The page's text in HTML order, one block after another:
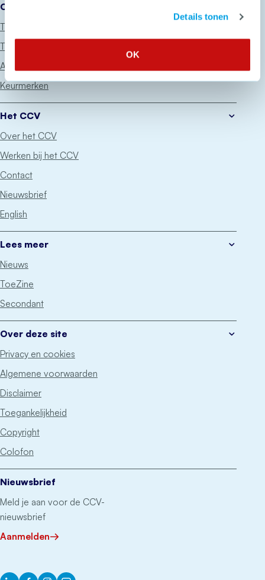
Details tonen
OK
Onze diensten
Thema’s
Trainingen
Advies
Keurmerken
Het CCV
Over het CCV
Werken bij het CCV
Contact
Nieuwsbrief
English
Lees meer
Nieuws
ToeZine
Secondant
Over deze site
Privacy en cookies
Algemene voorwaarden
Disclaimer
Toegankelijkheid
Copyright
Colofon
Nieuwsbrief
Meld je aan voor de CCV-
nieuwsbrief
Aanmelden